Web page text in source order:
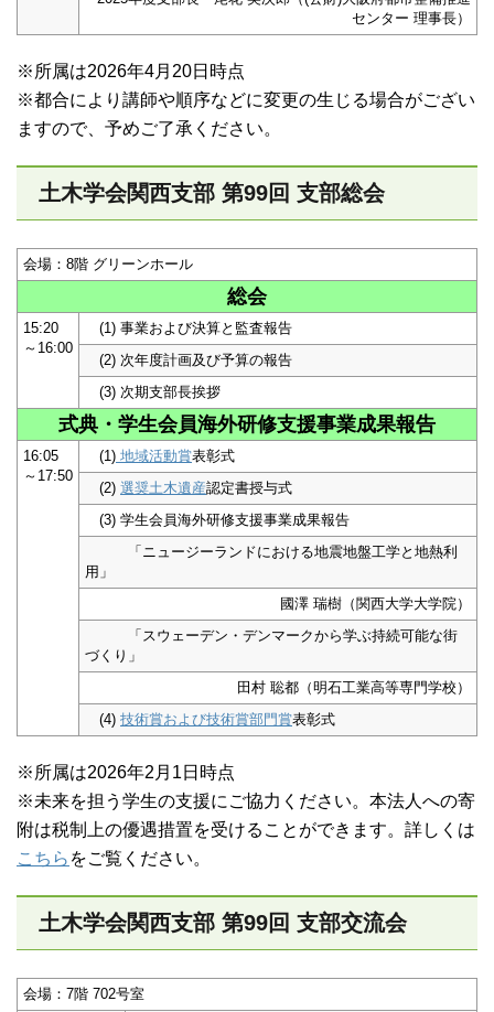
センター 理事長）
※所属は2026年4月20日時点
※都合により講師や順序などに変更の生じる場合がござい
ますので、予めご了承ください。
土木学会関西支部 第99回 支部総会
会場：8階 グリーンホール
総会
15:20
～16:00
(1) 事業および決算と監査報告
(2) 次年度計画及び予算の報告
(3) 次期支部長挨拶
式典・学生会員海外研修支援事業成果報告
16:05
～17:50
(1) 地域活動賞表彰式
(2) 選奨土木遺産認定書授与式
(3) 学生会員海外研修支援事業成果報告
「ニュージーランドにおける地震地盤工学と地熱利
用」
國澤 瑞樹（関西大学大学院）
「スウェーデン・デンマークから学ぶ持続可能な街
づくり」
田村 聡都（明石工業高等専門学校）
(4) 技術賞および技術賞部門賞表彰式
※所属は2026年2月1日時点
※未来を担う学生の支援にご協力ください。本法人への寄
附は税制上の優遇措置を受けることができます。詳しくは
こちら をご覧ください。
土木学会関西支部 第99回 支部交流会
会場：7階 702号室